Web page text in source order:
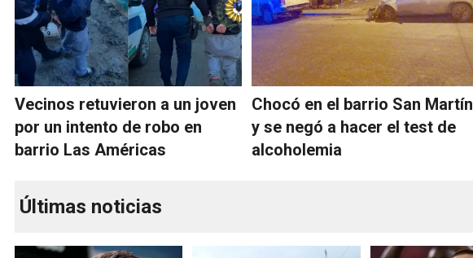
Vecinos retuvieron a un joven
por un intento de robo en
barrio Las Américas
Chocó en el barrio San Martín
y se negó a hacer el test de
alcoholemia
Últimas noticias